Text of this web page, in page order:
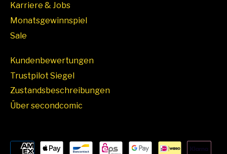
Karriere & Jobs
Monatsgewinnspiel
Sale
Kundenbewertungen
Trustpilot Siegel
Zustandsbeschreibungen
Über secondcomic